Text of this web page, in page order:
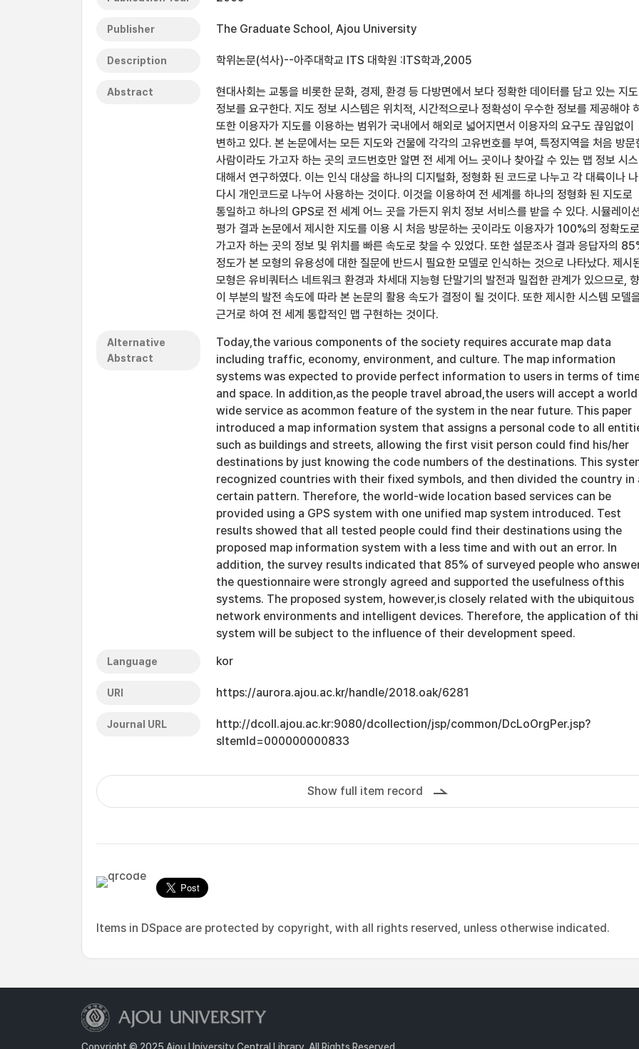
Publisher The Graduate School, Ajou University
Description 학위논문(석사)--아주대학교 ITS 대학원 :ITS학과,2005
Abstract
현대사회는 교통을 비롯한 문화, 경제, 환경 등 다방면에서 보다 정확한 데이터를 담고 있는 지도
정보를 요구한다. 지도 정보 시스템은 위치적, 시간적으로나 정확성이 우수한 정보를 제공해야
또한 이용자가 지도를 이용하는 범위가 국내에서 해외로 넓어지면서 이용자의 요구도 끊임없이
변하고 있다. 본 논문에서는 모든 지도와 건물에 각각의 고유번호를 부여, 특정지역을 처음 방문
사람이라도 가고자 하는 곳의 코드번호만 알면 전 세계 어느 곳이나 찾아갈 수 있는 맵 정보 시스
대해서 연구하였다. 이는 인식 대상을 하나의 디지털화, 정형화 된 코드로 나누고 각 대륙이나
다시 개인코드로 나누어 사용하는 것이다. 이것을 이용하여 전 세계를 하나의 정형화 된 지도로
통일하고 하나의 GPS로 전 세계 어느 곳을 가든지 위치 정보 서비스를 받을 수 있다. 시뮬레이
평가 결과 논문에서 제시한 지도를 이용 시 처음 방문하는 곳이라도 이용자가 100%의 정확도로
가고자 하는 곳의 정보 및 위치를 빠른 속도로 찾을 수 있었다. 또한 설문조사 결과 응답자의
정도가 본 모형의 유용성에 대한 질문에 반드시 필요한 모델로 인식하는 것으로 나타났다. 제시
모형은 유비쿼터스 네트워크 환경과 차세대 지능형 단말기의 발전과 밀접한 관계가 있으므로,
이 부분의 발전 속도에 따라 본 논문의 활용 속도가 결정이 될 것이다. 또한 제시한 시스템 모델
근거로 하여 전 세계 통합적인 맵 구현하는 것이다.
Alternative
Abstract
Today,the various components of the society requires accurate map data
including traffic, economy, environment, and culture. The map information
systems was expected to provide perfect information to users in terms of
and space. In addition,as the people travel abroad,the users will accept a world
wide service as acommon feature of the system in the near future. This paper
introduced a map information system that assigns a personal code to all
such as buildings and streets, allowing the first visit person could find his/her
destinations by just knowing the code numbers of the destinations. This
recognized countries with their fixed symbols, and then divided the country in
certain pattern. Therefore, the world-wide location based services can be
provided using a GPS system with one unified map system introduced. Test
results showed that all tested people could find their destinations using the
proposed map information system with a less time and with out an error. In
addition, the survey results indicated that 85% of surveyed people who
the questionnaire were strongly agreed and supported the usefulness ofthis
systems. The proposed system, however,is closely related with the ubiquitous
network environments and intelligent devices. Therefore, the application of
system will be subject to the influence of their development speed.
Language kor
URI https://aurora.ajou.ac.kr/handle/2018.oak/6281
Journal URL
http://dcoll.ajou.ac.kr:9080/dcollection/jsp/common/DcLoOrgPer.jsp?
sItemId=000000000833
Show full item record
Items in DSpace are protected by copyright, with all rights reserved, unless otherwise indicated.
Copyright © 2025 Ajou University Central Library. All Rights Reserved.